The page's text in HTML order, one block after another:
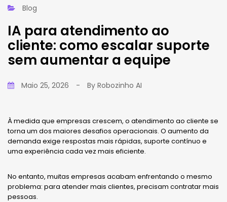
Blog
IA para atendimento ao
cliente: como escalar suporte
sem aumentar a equipe
Maio 25, 2026 - By Robozinho AI
À medida que empresas crescem, o atendimento ao cliente se
torna um dos maiores desafios operacionais. O aumento da
demanda exige respostas mais rápidas, suporte contínuo e
uma experiência cada vez mais eficiente.
No entanto, muitas empresas acabam enfrentando o mesmo
problema: para atender mais clientes, precisam contratar mais
pessoas.